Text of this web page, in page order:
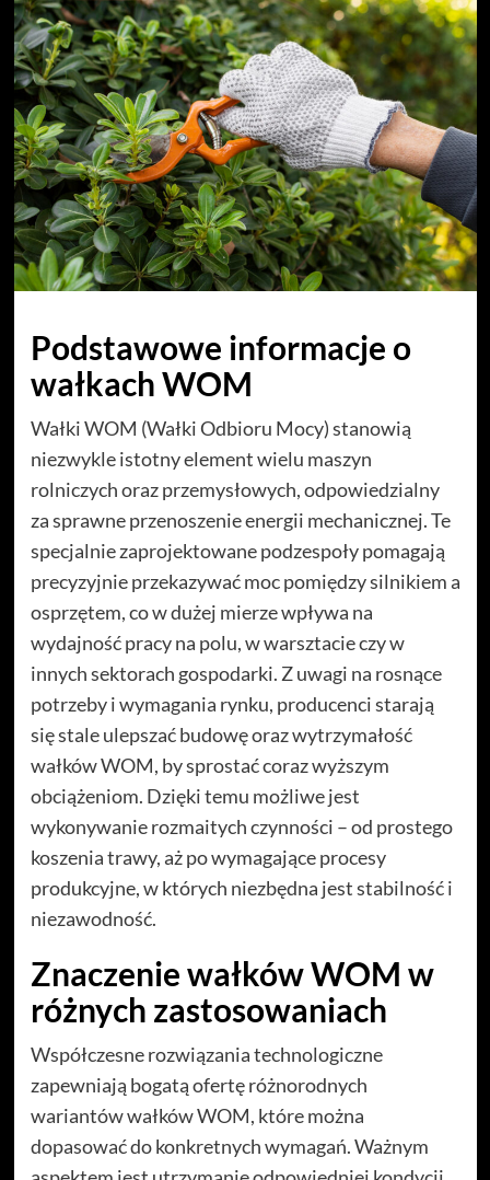
Podstawowe informacje o
wałkach WOM
Wałki WOM (Wałki Odbioru Mocy) stanowią
niezwykle istotny element wielu maszyn
rolniczych oraz przemysłowych, odpowiedzialny
za sprawne przenoszenie energii mechanicznej. Te
specjalnie zaprojektowane podzespoły pomagają
precyzyjnie przekazywać moc pomiędzy silnikiem a
osprzętem, co w dużej mierze wpływa na
wydajność pracy na polu, w warsztacie czy w
innych sektorach gospodarki. Z uwagi na rosnące
potrzeby i wymagania rynku, producenci starają
się stale ulepszać budowę oraz wytrzymałość
wałków WOM, by sprostać coraz wyższym
obciążeniom. Dzięki temu możliwe jest
wykonywanie rozmaitych czynności – od prostego
koszenia trawy, aż po wymagające procesy
produkcyjne, w których niezbędna jest stabilność i
niezawodność.
Znaczenie wałków WOM w
różnych zastosowaniach
Współczesne rozwiązania technologiczne
zapewniają bogatą ofertę różnorodnych
wariantów wałków WOM, które można
dopasować do konkretnych wymagań. Ważnym